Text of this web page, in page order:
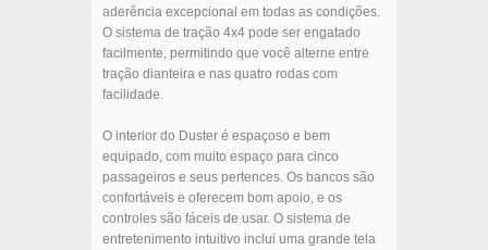
aderência excepcional em todas as condições.
O sistema de tração 4x4 pode ser engatado
facilmente, permitindo que você alterne entre
tração dianteira e nas quatro rodas com
facilidade.
O interior do Duster é espaçoso e bem
equipado, com muito espaço para cinco
passageiros e seus pertences. Os bancos são
confortáveis e oferecem bom apoio, e os
controles são fáceis de usar. O sistema de
entretenimento intuitivo inclui uma grande tela